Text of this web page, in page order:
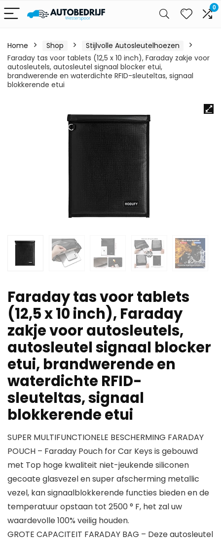
0
Home Shop
Stijlvolle Autosleutelhoezen
Faraday tas voor tablets (12,5 x 10 inch), Faraday zakje voor
autosleutels, autosleutel signaal blocker etui,
brandwerende en waterdichte RFID-sleuteltas, signaal
blokkerende etui
Faraday tas voor tablets
(12,5 x 10 inch), Faraday
zakje voor autosleutels,
autosleutel signaal blocker
etui, brandwerende en
waterdichte RFID-
sleuteltas, signaal
blokkerende etui
SUPER MULTIFUNCTIONELE BESCHERMING FARADAY
POUCH – Faraday Pouch for Car Keys is gebouwd
met Top hoge kwaliteit niet-jeukende siliconen
gecoate glasvezel en super afscherming metallic
vezel, kan signaalblokkerende functies bieden en de
temperatuur opstaan tot 2500 ° F, het zal uw
waardevolle 100% veilig houden.
GROTE CAPACITEIT FARADAY BAG – Deze autosleutel